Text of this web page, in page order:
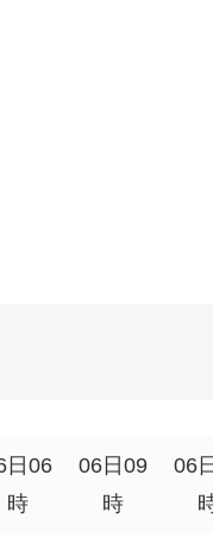
日06
時
06日09
時
06